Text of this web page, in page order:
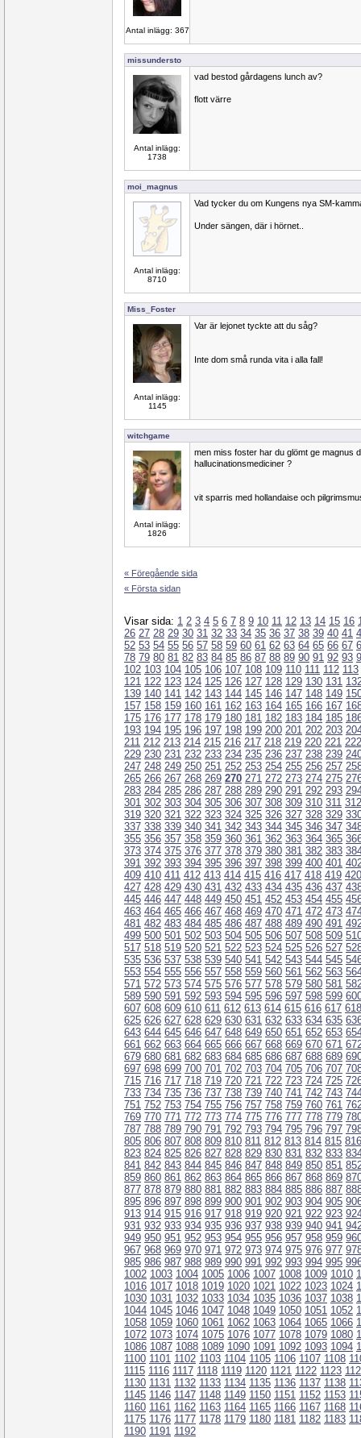
Antal inlägg: 367
missundersto
Antal inlägg:
1738
vad bestod gårdagens lunch av?
flott värre
moi_magnus
Antal inlägg:
8710
Vad tycker du om Kungens nya SM-
Under sängen, där i hörnet..
Miss_Foster
Antal inlägg:
1145
Var är lejonet tyckte att du såg?
Inte dom små runda vita i alla fall!
witchgame
Antal inlägg:
1826
men miss foster har du glömt ge magnus
hallucinationsmediciner ?
vit sparris med hollandaise och
« Föregående sida
« Första sidan
Visar sida: 1 2 3 4 5 6 7 8 9 10 11 12 13 14 15 16
26 27 28 29 30 31 32 33 34 35 36 37 38 39 40 41
52 53 54 55 56 57 58 59 60 61 62 63 64 65 66 67
78 79 80 81 82 83 84 85 86 87 88 89 90 91 92 93
102 103 104 105 106 107 108 109 110 111 112 113
121 122 123 124 125 126 127 128 129 130 131
139 140 141 142 143 144 145 146 147 148 149
157 158 159 160 161 162 163 164 165 166 167
175 176 177 178 179 180 181 182 183 184 185
193 194 195 196 197 198 199 200 201 202 203
211 212 213 214 215 216 217 218 219 220 221 222
229 230 231 232 233 234 235 236 237 238 239
247 248 249 250 251 252 253 254 255 256 257
265 266 267 268 269 270 271 272 273 274 275
283 284 285 286 287 288 289 290 291 292 293
301 302 303 304 305 306 307 308 309 310 311 312
319 320 321 322 323 324 325 326 327 328 329
337 338 339 340 341 342 343 344 345 346 347
355 356 357 358 359 360 361 362 363 364 365
373 374 375 376 377 378 379 380 381 382 383
391 392 393 394 395 396 397 398 399 400 401
409 410 411 412 413 414 415 416 417 418 419 420
427 428 429 430 431 432 433 434 435 436 437
445 446 447 448 449 450 451 452 453 454 455
463 464 465 466 467 468 469 470 471 472 473
481 482 483 484 485 486 487 488 489 490 491
499 500 501 502 503 504 505 506 507 508 509
517 518 519 520 521 522 523 524 525 526 527
535 536 537 538 539 540 541 542 543 544 545
553 554 555 556 557 558 559 560 561 562 563
571 572 573 574 575 576 577 578 579 580 581
589 590 591 592 593 594 595 596 597 598 599
607 608 609 610 611 612 613 614 615 616 617 618
625 626 627 628 629 630 631 632 633 634 635
643 644 645 646 647 648 649 650 651 652 653
661 662 663 664 665 666 667 668 669 670 671
679 680 681 682 683 684 685 686 687 688 689
697 698 699 700 701 702 703 704 705 706 707
715 716 717 718 719 720 721 722 723 724 725
733 734 735 736 737 738 739 740 741 742 743
751 752 753 754 755 756 757 758 759 760 761
769 770 771 772 773 774 775 776 777 778 779
787 788 789 790 791 792 793 794 795 796 797
805 806 807 808 809 810 811 812 813 814 815 816
823 824 825 826 827 828 829 830 831 832 833
841 842 843 844 845 846 847 848 849 850 851
859 860 861 862 863 864 865 866 867 868 869
877 878 879 880 881 882 883 884 885 886 887
895 896 897 898 899 900 901 902 903 904 905
913 914 915 916 917 918 919 920 921 922 923
931 932 933 934 935 936 937 938 939 940 941
949 950 951 952 953 954 955 956 957 958 959
967 968 969 970 971 972 973 974 975 976 977
985 986 987 988 989 990 991 992 993 994 995
1002 1003 1004 1005 1006 1007 1008 1009 1010
1016 1017 1018 1019 1020 1021 1022 1023 1024
1030 1031 1032 1033 1034 1035 1036 1037 1038
1044 1045 1046 1047 1048 1049 1050 1051 1052
1058 1059 1060 1061 1062 1063 1064 1065 1066
1072 1073 1074 1075 1076 1077 1078 1079 1080
1086 1087 1088 1089 1090 1091 1092 1093 1094
1100 1101 1102 1103 1104 1105 1106 1107 1108
1115 1116 1117 1118 1119 1120 1121 1122 1123
1130 1131 1132 1133 1134 1135 1136 1137 1138
1145 1146 1147 1148 1149 1150 1151 1152 1153
1160 1161 1162 1163 1164 1165 1166 1167 1168
1175 1176 1177 1178 1179 1180 1181 1182 1183
1190 1191 1192